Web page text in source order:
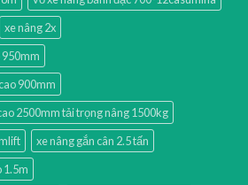
xe nâng 2x
950mm
900mm
2500mm tải trọng nâng 1500kg
xe nâng gắn cân 2.5 tấn
1.5m